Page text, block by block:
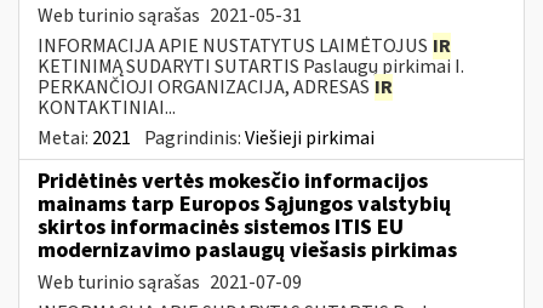
Web turinio sąrašas 2021-05-31
INFORMACIJA APIE NUSTATYTUS LAIMĖTOJUS IR
KETINIMĄ SUDARYTI SUTARTIS Paslaugų pirkimai I.
PERKANČIOJI ORGANIZACIJA, ADRESAS IR
KONTAKTINIAI...
Metai: 2021 Pagrindinis:Viešieji pirkimai
Pridėtinės vertės mokesčio informacijos
mainams tarp Europos Sąjungos valstybių
skirtos informacinės sistemos ITIS EU
modernizavimo paslaugų viešasis pirkimas
Web turinio sąrašas 2021-07-09